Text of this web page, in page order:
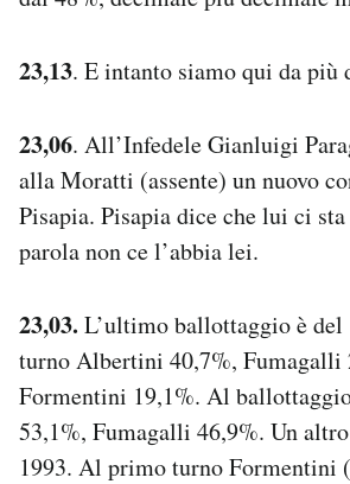
23,13. E intanto siamo qui da più
23,06. All’Infedele Gianluigi
alla Moratti (assente) un nuovo
Pisapia. Pisapia dice che lui ci
parola non ce l’abbia lei.
23,03. L’ultimo ballottaggio è
turno Albertini 40,7%, Fumagalli
Formentini 19,1%. Al
53,1%, Fumagalli 46,9%. Un
1993. Al primo turno Formentini